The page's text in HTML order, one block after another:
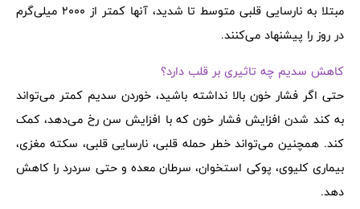
مبتلا به نارسایی قلبی متوسط تا شدید، آنها کمتر از 2000 میلی‌گرم
در روز را پیشنهاد می‌کنند.
کاهش سدیم چه تاثیری بر قلب دارد؟
حتی اگر فشار خون بالا نداشته باشید، خوردن سدیم کمتر می‌تواند
به کند شدن افزایش فشار خون که با افزایش سن رخ می‌دهد، کمک
کند. همچنین می‌تواند خطر حمله قلبی، نارسایی قلبی، سکته مغزی،
بیماری کلیوی، پوکی استخوان، سرطان معده و حتی سردرد را کاهش
دهد.